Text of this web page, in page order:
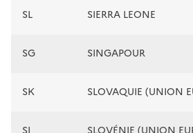
SL SIERRA LEONE
SG SINGAPOUR
SK SLOVAQUIE (UNION